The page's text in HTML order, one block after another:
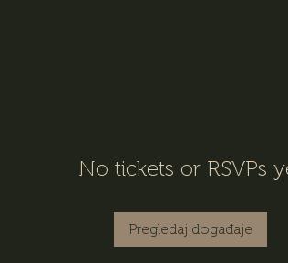
No tickets or RSVPs
Pregledaj događaje